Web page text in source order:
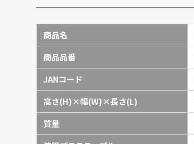
商品名
商品品番
JANコード
高さ(H)×幅(W)×長さ(L)
質量